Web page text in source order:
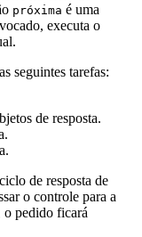
próxima é uma
executa o
seguintes tarefas:
de resposta.
de resposta de
o controle para a
pedido ficará